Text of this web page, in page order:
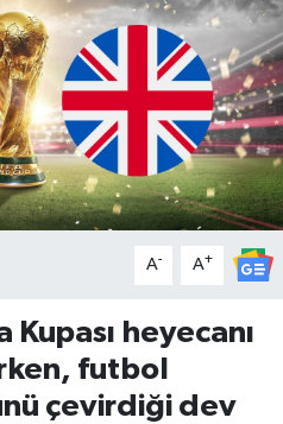
A- A+
Kupası heyecanı
futbol
çevirdiği dev